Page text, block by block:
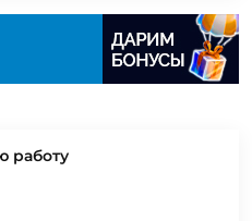
работу